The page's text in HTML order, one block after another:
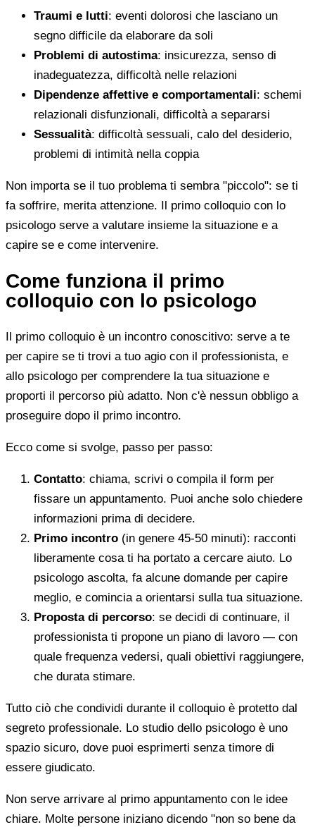
Traumi e lutti: eventi dolorosi che lasciano un
segno difficile da elaborare da soli
Problemi di autostima: insicurezza, senso di
inadeguatezza, difficoltà nelle relazioni
Dipendenze affettive e comportamentali: schemi
relazionali disfunzionali, difficoltà a separarsi
Sessualità: difficoltà sessuali, calo del desiderio,
problemi di intimità nella coppia
Non importa se il tuo problema ti sembra "piccolo": se ti
fa soffrire, merita attenzione. Il primo colloquio con lo
psicologo serve a valutare insieme la situazione e a
capire se e come intervenire.
Come funziona il primo
colloquio con lo psicologo
Il primo colloquio è un incontro conoscitivo: serve a te
per capire se ti trovi a tuo agio con il professionista, e
allo psicologo per comprendere la tua situazione e
proporti il percorso più adatto. Non c'è nessun obbligo a
proseguire dopo il primo incontro.
Ecco come si svolge, passo per passo:
Contatto: chiama, scrivi o compila il form per
fissare un appuntamento. Puoi anche solo chiedere
informazioni prima di decidere.
Primo incontro (in genere 45-50 minuti): racconti
liberamente cosa ti ha portato a cercare aiuto. Lo
psicologo ascolta, fa alcune domande per capire
meglio, e comincia a orientarsi sulla tua situazione.
Proposta di percorso: se decidi di continuare, il
professionista ti propone un piano di lavoro — con
quale frequenza vedersi, quali obiettivi raggiungere,
che durata stimare.
Tutto ciò che condividi durante il colloquio è protetto dal
segreto professionale. Lo studio dello psicologo è uno
spazio sicuro, dove puoi esprimerti senza timore di
essere giudicato.
Non serve arrivare al primo appuntamento con le idee
chiare. Molte persone iniziano dicendo "non so bene da